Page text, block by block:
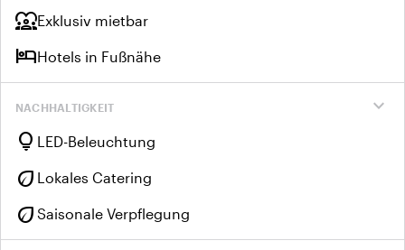
diversity_1Exklusiv mietbar
hotelHotels in Fußnähe
expand_more
NACHHALTIGKEIT
lightbulb LED-Beleuchtung
eco Lokales Catering
eco Saisonale Verpflegung